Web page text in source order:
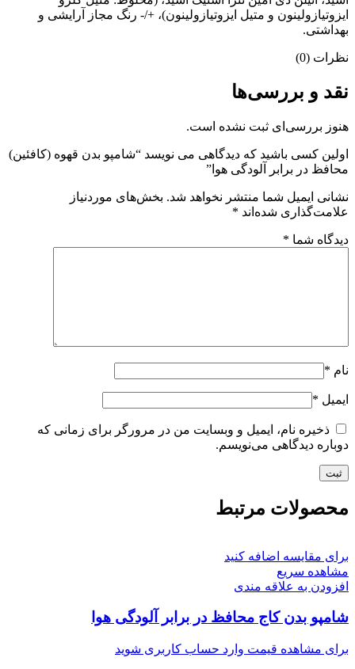
ایزوتیازولینون و متیل ایزوتیازولینون)، +/- رنگ مجاز آرایشی و
بهداشتی.
نظرات (0)
نقد و بررسی‌ها
هنوز بررسی‌ای ثبت نشده است.
اولین کسی باشید که دیدگاهی می نویسد “شامپو بدن قهوه (کافئین)
محافظ در برابر آلودگی هوا”
نشانی ایمیل شما منتشر نخواهد شد. بخش‌های موردنیاز
علامت‌گذاری شده‌اند *
دیدگاه شما *
نام *
ایمیل *
ذخیره نام، ایمیل و وبسایت من در مرورگر برای زمانی که
دوباره دیدگاهی می‌نویسم.
محصولات مرتبط
برای مقایسه اضافه کنید
مشاهده سریع
افزودن به علاقه مندی
شامپو بدن کاج محافظ در برابر آلودگی هوا
برای مشاهده قیمت وارد حساب کاربری شوید